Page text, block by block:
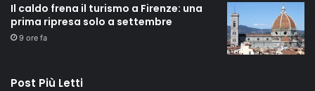
Il caldo frena il turismo a Firenze: una
prima ripresa solo a settembre
9 ore fa
Post Più Letti